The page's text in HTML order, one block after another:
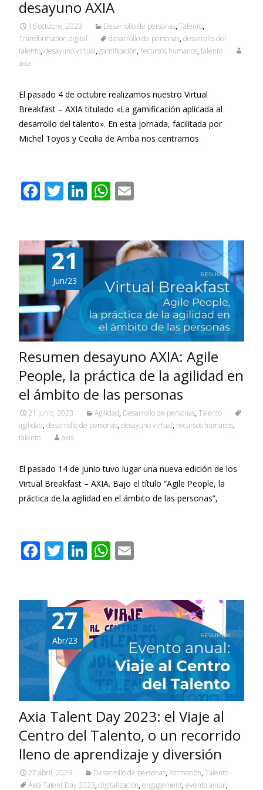
desayuno AXIA
16 octubre, 2023 Desarrollo de personas,Talento,
Transformacion digital
desarrollo de personas,desarrollo del
talento,desayuno virtual, gamificación, recursos humanos,talento
axia
El pasado 4 de octubre realizamos nuestro Virtual
Breakfast – AXIA titulado «La gamificación aplicada al
desarrollo del talento». En esta jornada, facilitada por
Michel Toyos y Cecilia de Arriba nos centramos
F
b
o
o
k
T
er
Li
e
dI
n
W
s
A
p
p
l
21
Jun/23
Resumen desayuno AXIA: Agile
People, la práctica de la agilidad en
el ámbito de las personas
21 junio, 2023 Agilidad, Desarrollo de personas,Talento
agilidad,desarrollo de personas,desayuno virtual, recursos humanos,
talento
axia
El pasado 14 de junio tuvo lugar una nueva edición de los
Virtual Breakfast – AXIA. Bajo el título “Agile People, la
práctica de la agilidad en el ámbito de las personas”,
F
b
o
o
k
T
er
Li
e
dI
n
W
s
A
p
p
l
27
Abr/23
Axia Talent Day 2023: el Viaje al
Centro del Talento, o un recorrido
lleno de aprendizaje y diversión
27 abril, 2023 Desarrollo de personas, Formación,Talento
Axia Talent Day 2023,digitalización,engagement,evento anual,